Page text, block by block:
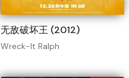
无敌破坏王 (2012)
Wreck-It Ralph